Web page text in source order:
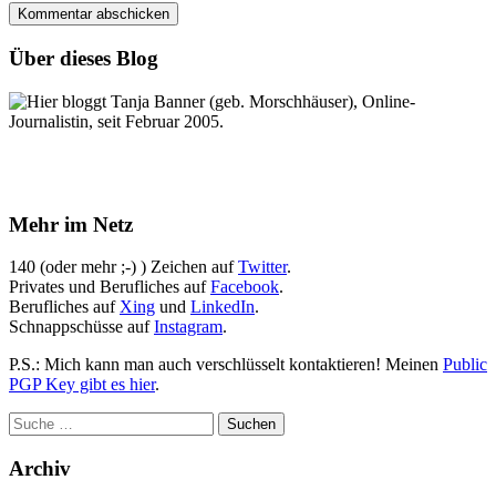
Über dieses Blog
Hier bloggt Tanja Banner (geb. Morschhäuser), Online-
Journalistin, seit Februar 2005.
Mehr im Netz
140 (oder mehr ;-) ) Zeichen aufTwitter.
Privates und Berufliches aufFacebook.
Berufliches auf Xing und LinkedIn.
Schnappschüsse aufInstagram.
P.S.: Mich kann man auch verschlüsselt kontaktieren! Meinen Public
PGP Key gibt es hier.
Archiv